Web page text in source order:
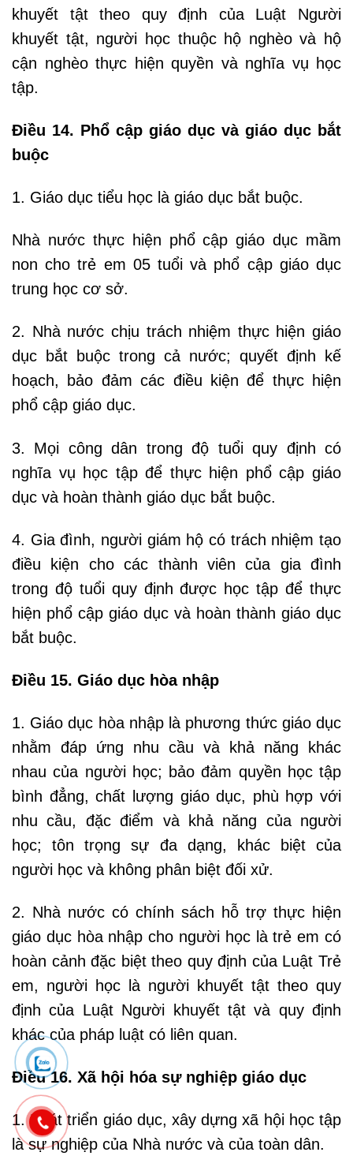
khuyết tật theo quy định của Luật Người
khuyết tật, người học thuộc hộ nghèo và hộ
cận nghèo thực hiện quyền và nghĩa vụ học
tập.
Điều 14. Phổ cập giáo dục và giáo dục bắt
buộc
1. Giáo dục tiểu học là giáo dục bắt buộc.
Nhà nước thực hiện phổ cập giáo dục mầm
non cho trẻ em 05 tuổi và phổ cập giáo dục
trung học cơ sở.
2. Nhà nước chịu trách nhiệm thực hiện giáo
dục bắt buộc trong cả nước; quyết định kế
hoạch, bảo đảm các điều kiện để thực hiện
phổ cập giáo dục.
3. Mọi công dân trong độ tuổi quy định có
nghĩa vụ học tập để thực hiện phổ cập giáo
dục và hoàn thành giáo dục bắt buộc.
4. Gia đình, người giám hộ có trách nhiệm tạo
điều kiện cho các thành viên của gia đình
trong độ tuổi quy định được học tập để thực
hiện phổ cập giáo dục và hoàn thành giáo dục
bắt buộc.
Điều 15. Giáo dục hòa nhập
1. Giáo dục hòa nhập là phương thức giáo dục
nhằm đáp ứng nhu cầu và khả năng khác
nhau của người học; bảo đảm quyền học tập
bình đẳng, chất lượng giáo dục, phù hợp với
nhu cầu, đặc điểm và khả năng của người
học; tôn trọng sự đa dạng, khác biệt của
người học và không phân biệt đối xử.
2. Nhà nước có chính sách hỗ trợ thực hiện
giáo dục hòa nhập cho người học là trẻ em có
hoàn cảnh đặc biệt theo quy định của Luật Trẻ
em, người học là người khuyết tật theo quy
định của Luật Người khuyết tật và quy định
khác của pháp luật có liên quan.
Điều 16. Xã hội hóa sự nghiệp giáo dục
1. Phát triển giáo dục, xây dựng xã hội học tập
là sự nghiệp của Nhà nước và của toàn dân.